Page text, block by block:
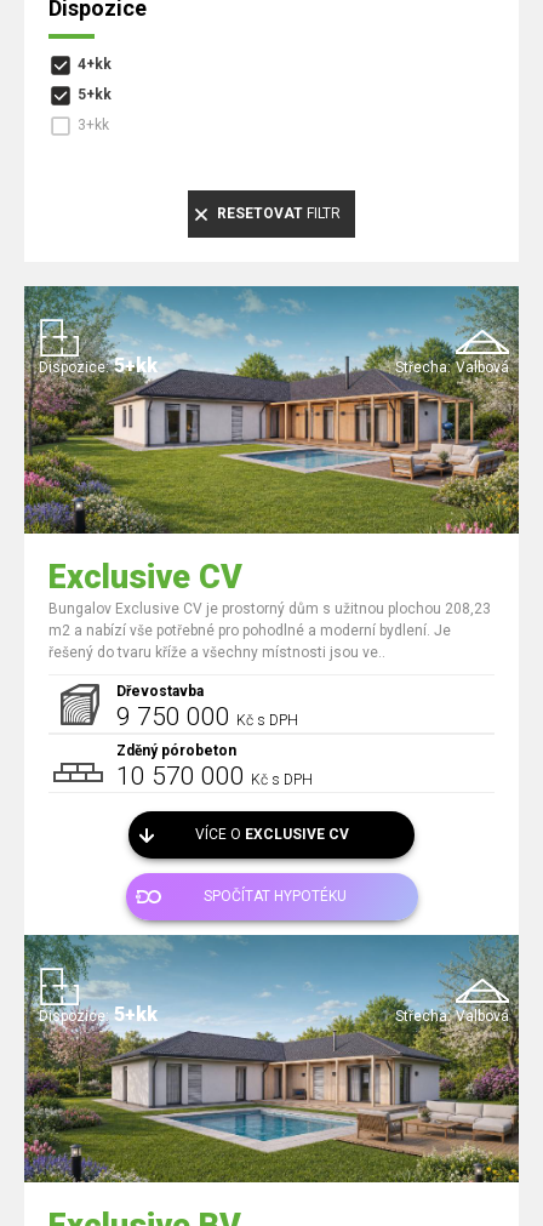
Dispozice
4+kk
5+kk
3+kk
RESETOVAT FILTR
Střecha: Valbová
Dispozice: 5+kk
Exclusive CV
Bungalov Exclusive CV je prostorný dům s užitnou plochou 208,23
m2 a nabízí vše potřebné pro pohodlné a moderní bydlení. Je
řešený do tvaru kříže a všechny místnosti jsou ve..
Dřevostavba
9 750 000 Kč s DPH
Zděný pórobeton
10 570 000 Kč s DPH
VÍCE O EXCLUSIVE CV
SPOČÍTAT HYPOTÉKU
Střecha: Valbová
Dispozice: 5+kk